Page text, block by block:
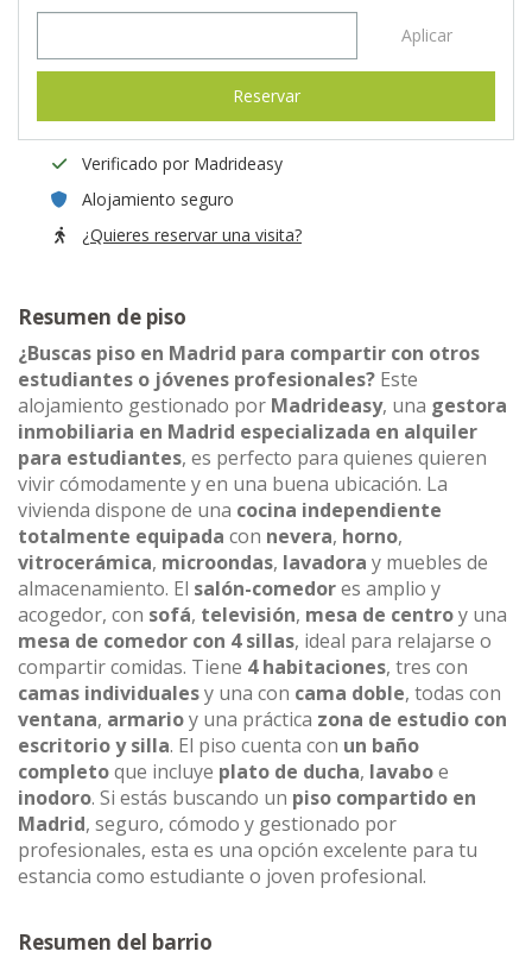
Aplicar
Reservar
Verificado por Madrideasy
Alojamiento seguro
¿Quieres reservar una visita?
Resumen de piso
¿Buscas piso en Madrid para compartir con otros
estudiantes o jóvenes profesionales? Este
alojamiento gestionado por Madrideasy, una gestora
inmobiliaria en Madrid especializada en alquiler
para estudiantes, es perfecto para quienes quieren
vivir cómodamente y en una buena ubicación. La
vivienda dispone de una cocina independiente
totalmente equipada con nevera, horno,
vitrocerámica, microondas, lavadora y muebles de
almacenamiento. El salón-comedores amplio y
acogedor, con sofá, televisión, mesa de centroy una
mesa de comedor con 4 sillas, ideal para relajarse o
compartir comidas. Tiene 4 habitaciones, tres con
camas individualesy una con cama doble, todas con
ventana, armarioy una práctica zona de estudio con
escritorio y silla. El piso cuenta con un baño
completoque incluye plato de ducha, lavaboe
inodoro. Si estás buscando un piso compartido en
Madrid, seguro, cómodo y gestionado por
profesionales, esta es una opción excelente para tu
estancia como estudiante o joven profesional.
Resumen del barrio